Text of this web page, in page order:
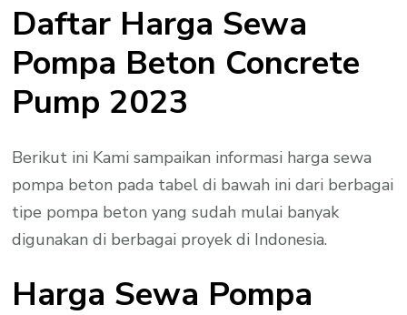
Daftar Harga Sewa
Pompa Beton Concrete
Pump 2023
Berikut ini Kami sampaikan informasi harga sewa
pompa beton pada tabel di bawah ini dari berbagai
tipe pompa beton yang sudah mulai banyak
digunakan di berbagai proyek di Indonesia.
Harga Sewa Pompa